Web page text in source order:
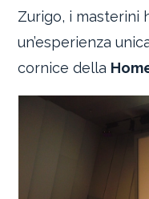
Zurigo, i masterini
un’esperienza
cornice della